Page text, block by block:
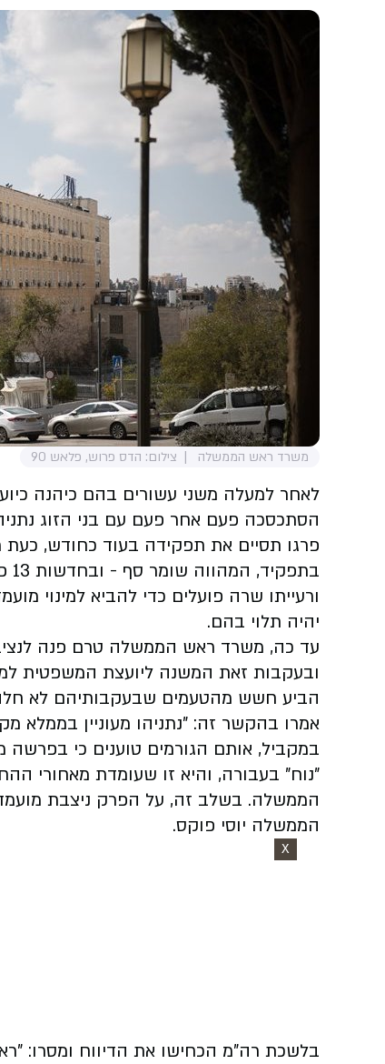
משרד ראש הממשלה צילום: הדס פרוש, פלאש 90
לאחר למעלה משני עשורים בהם כיהנה
הסתכסכה פעם אחר פעם עם בני הזוג
פרגו תסיים את תפקידה בעוד כחודש,
ורעייתו שרה פועלים כדי להביא למינוי
יהיה תלוי בהם.
עד כה, משרד ראש הממשלה טרם פנה
ובעקבות זאת המשנה ליועצת המשפטית
הביע חשש מהטעמים שבעקבותיהם לא
אמרו בהקשר זה: "נתניהו מעוניין בממלא
במקביל, אותם הגורמים טוענים כי בפרשה
"נוח" בעבורה, והיא זו שעומדת מאחורי
הממשלה. בשלב זה, על הפרק ניצבת
הממשלה יוסי פוקס.
X
בלשכת רה"מ הכחישו את הדיווח ומסרו: